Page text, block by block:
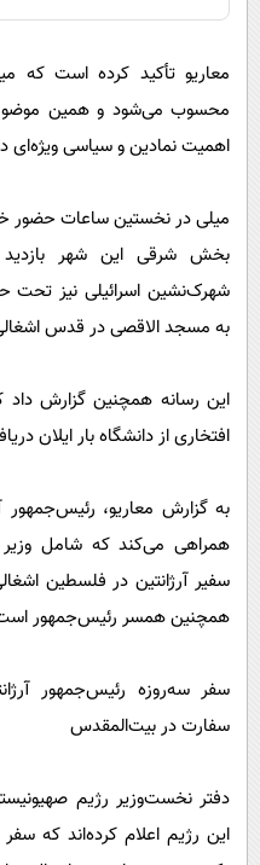
معاریو تأکید کرده است که
محسوب می‌شود و همین
اهمیت نمادین و سیاسی ویژه‌ای
میلی در نخستین ساعات حضور
شهرک‌نشین اسرائیلی نیز تحت
به مسجد الاقصی در قدس
این رسانه همچنین گزارش
افتخاری از دانشگاه بار ایلان
به گزارش معاریو، رئیس‌جمهور
همراهی می‌کند که شامل وزیر
سفیر آرژانتین در فلسطین
همچنین همسر رئیس‌جمهور
سفر سه‌روزه رئیس‌جمهور
سفارت در بیت‌المقدس
دفتر نخست‌وزیر رژیم
این رژیم اعلام کرده‌اند که